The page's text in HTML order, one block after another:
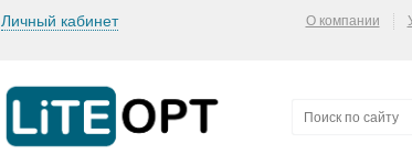
Личный кабинет О компании